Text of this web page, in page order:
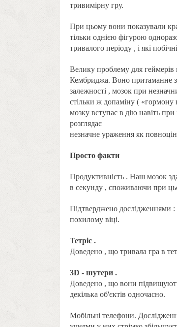
тривимірну гру.
При цьому вони показували
тільки однією фігурою
тривалого періоду , і які
Велику проблему для геймерів
Кембриджа. Воно притаманне
залежності , мозок при
стільки ж допаміну (
мозку вступає в дію навіть при
розглядає
незначне ураження як
Просто факти
Продуктивність . Наш мозок
в секунду , споживаючи при
Підтверджено дослідженнями
похилому віці.
Тетріс .
Доведено , що тривала гра в
3D - шутери .
Доведено , що вони
декілька об'єктів одночасно.
Мобільні телефони.